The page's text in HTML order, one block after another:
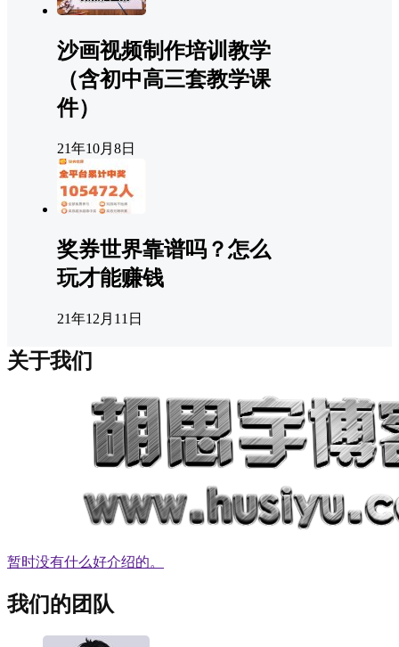
沙画视频制作培训教学
（含初中高三套教学课
件）
21年10月8日
奖券世界靠谱吗？怎么
玩才能赚钱
21年12月11日
关于我们
暂时没有什么好介绍的。
我们的团队